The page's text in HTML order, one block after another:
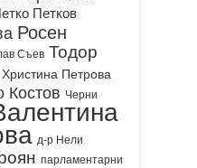
Петков
Росен
Съев Тодор
Христина Петрова
Костов Черни
д-р Нели
парламентарни